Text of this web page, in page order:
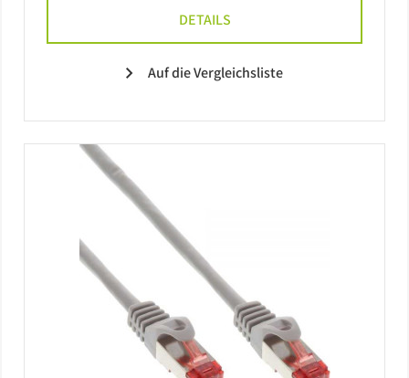
DETAILS
Auf die Vergleichsliste